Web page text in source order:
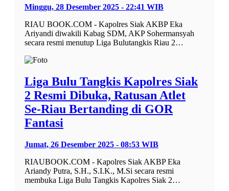
Minggu, 28 Desember 2025 - 22:41 WIB
RIAU BOOK.COM - Kapolres Siak AKBP Eka
Ariyandi diwakili Kabag SDM, AKP Sohermansyah
secara resmi menutup Liga Bulutangkis Riau 2…
Liga Bulu Tangkis Kapolres Siak
2 Resmi Dibuka, Ratusan Atlet
Se-Riau Bertanding di GOR
Fantasi
Jumat, 26 Desember 2025 - 08:53 WIB
RIAUBOOK.COM - Kapolres Siak AKBP Eka
Ariandy Putra, S.H., S.I.K., M.Si secara resmi
membuka Liga Bulu Tangkis Kapolres Siak 2…